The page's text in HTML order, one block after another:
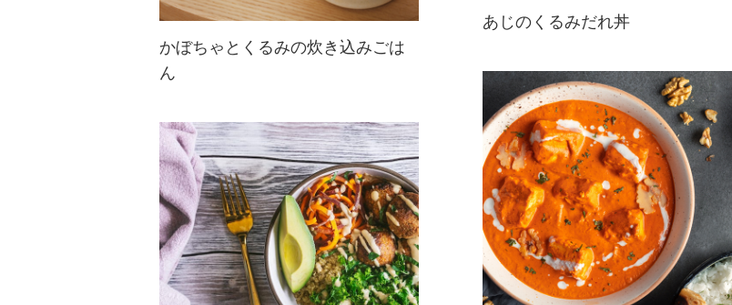
あじの刺身を使ったアレンジ丼レシ
ピ。手作りくるみダレで絡めたあじ
が絶品！ごはんが止まらなくなるお
いしさです。
あじのくるみだれ丼
香ばしいくるみとかぼちゃのやさし
い甘味が相性抜群な炊き込みごは
ん。くるみとコクとかぼちゃの甘味
で、食べるたびにほっこり気分に♪
かぼちゃとくるみの炊き込みごは
ん